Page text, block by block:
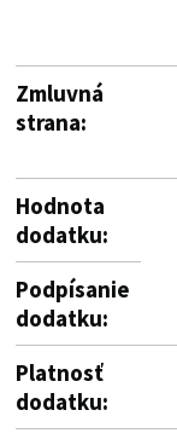
Zmluvná
strana:
Hodnota
dodatku:
Podpísanie
dodatku:
Platnosť
dodatku: